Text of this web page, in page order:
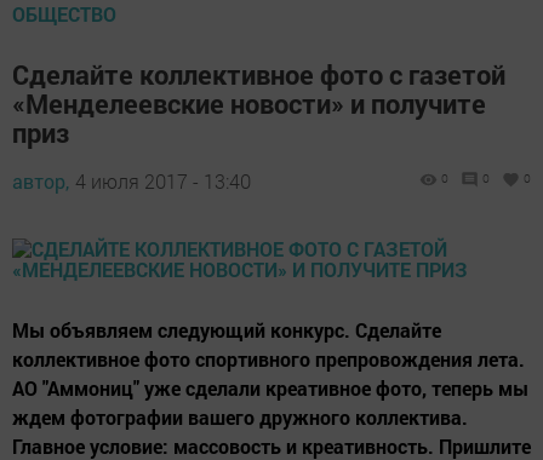
ОБЩЕСТВО
Сделайте коллективное фото с газетой
«Менделеевские новости» и получите
приз
автор, 4 июля 2017 - 13:40 0 0 0
Мы объявляем следующий конкурс. Сделайте
коллективное фото спортивного препровождения лета.
АО "Аммониц" уже сделали креативное фото, теперь мы
ждем фотографии вашего дружного коллектива.
Главное условие: массовость и креативность. Пришлите